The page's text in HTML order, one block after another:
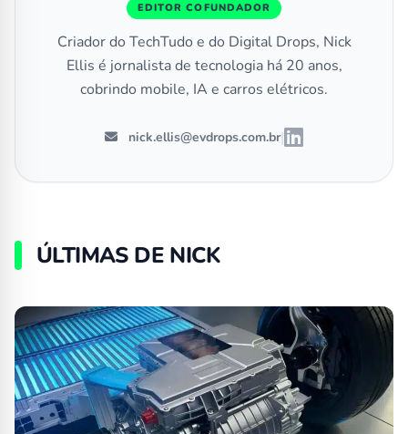
EDITOR COFUNDADOR
Criador do TechTudo e do Digital Drops, Nick
Ellis é jornalista de tecnologia há 20 anos,
cobrindo mobile, IA e carros elétricos.
nick.ellis@evdrops.com.br|
ÚLTIMAS DE NICK